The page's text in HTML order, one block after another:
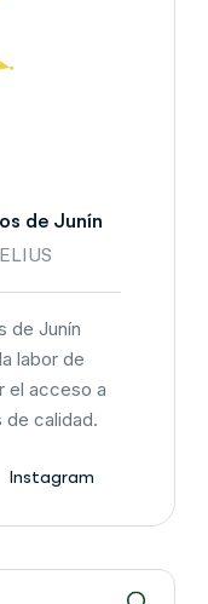
de Junín
de Junín
labor de
el acceso a
calidad.
Instagram